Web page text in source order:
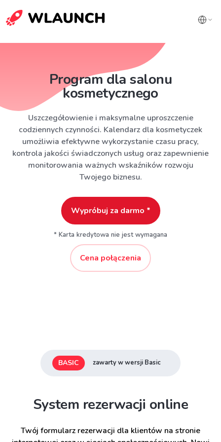
Program dla salonu
kosmetycznego
Uszczegółowienie i maksymalne uproszczenie
codziennych czynności. Kalendarz dla kosmetyczek
umożliwia efektywne wykorzystanie czasu pracy,
kontrola jakości świadczonych usług oraz zapewnienie
monitorowania ważnych wskaźników rozwoju
Twojego biznesu.
Wypróbuj za darmo *
* Karta kredytowa nie jest wymagana
Cena połączenia
BASIC zawarty w wersji Basic
System rezerwacji online
Twój formularz rezerwacji dla klientów na stronie